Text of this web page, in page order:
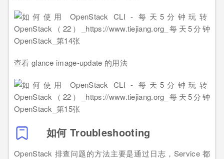
查看 glance image-update 的用法
如何 Troubleshooting
OpenStack 排查问题的方法主要是通过日志，Service 都